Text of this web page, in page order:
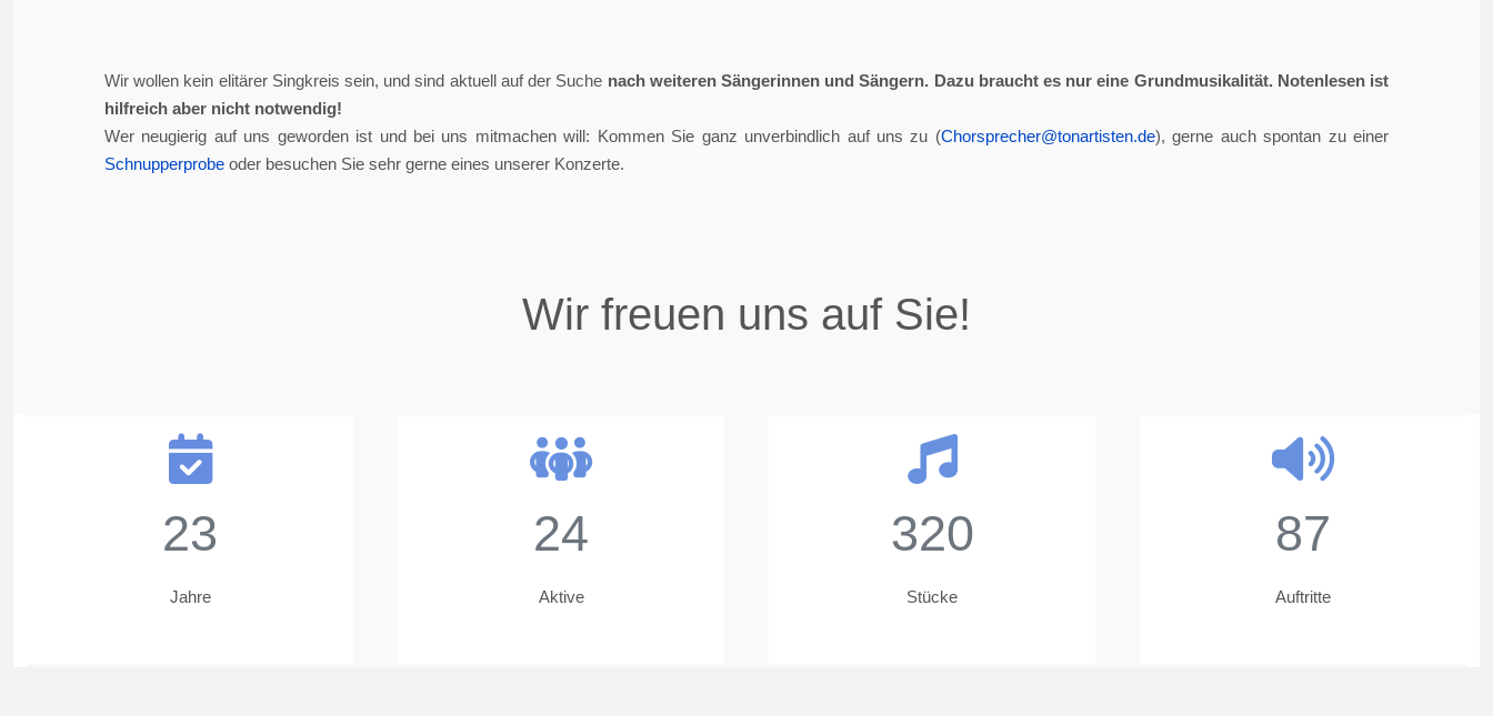
Wir wollen kein elitärer Singkreis sein, und sind aktuell auf der Suche nach weiteren Sängerinnen und Sängern. Dazu braucht es nur eine Grundmusikalität. Notenlesen ist
hilfreich aber nicht notwendig!
Wer neugierig auf uns geworden ist und bei uns mitmachen will: Kommen Sie ganz unverbindlich auf uns zu (Chorsprecher@tonartisten.de), gerne auch spontan zu einer
Schnupperprobe oder besuchen Sie sehr gerne eines unserer Konzerte.
Wir freuen uns auf Sie!
23
Jahre
24
Aktive
320
Stücke
87
Auftritte